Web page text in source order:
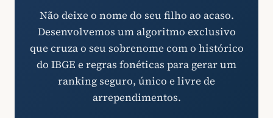
Não deixe o nome do seu filho ao acaso.
Desenvolvemos um algoritmo exclusivo
que cruza o seu sobrenome com o histórico
do IBGE e regras fonéticas para gerar um
ranking seguro, único e livre de
arrependimentos.